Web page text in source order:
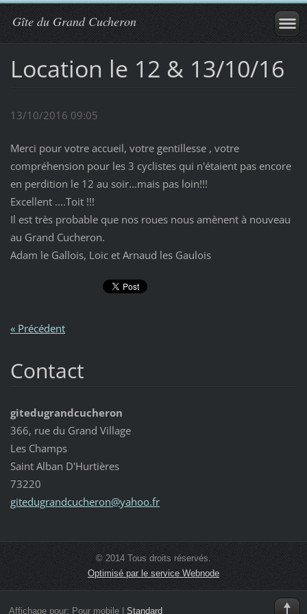
Gîte du Grand Cucheron
Location le 12 & 13/10/16
13/10/2016 09:05
Merci pour votre accueil, votre gentillesse , votre
compréhension pour les 3 cyclistes qui n'étaient pas encore
en perdition le 12 au soir...mais pas loin!!!
Excellent ....Toit !!!
Il est très probable que nos roues nous amènent à nouveau
au Grand Cucheron.
Adam le Gallois, Loic et Arnaud les Gaulois
« Précédent
Contact
gitedugrandcucheron
366, rue du Grand Village
Les Champs
Saint Alban D'Hurtières
73220
gitedugrandcucheron@yahoo.fr
© 2014 Tous droits réservés.
Optimisé par le service Webnode
Affichage pour: Pour mobile| Standard